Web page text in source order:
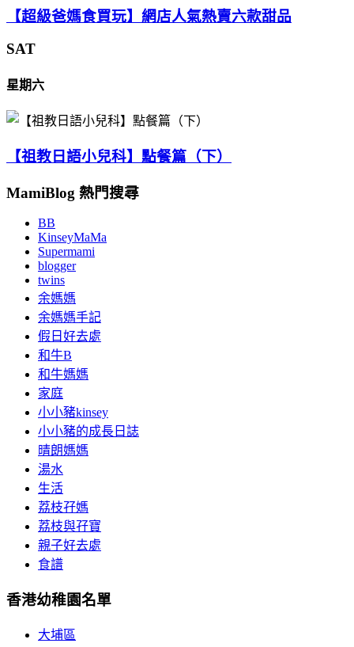
【超級爸媽食買玩】網店人氣熱賣六款甜品
SAT
星期六
【祖教日語小兒科】點餐篇（下）
MamiBlog 熱門搜尋
BB
KinseyMaMa
Supermami
blogger
twins
余媽媽
余媽媽手記
假日好去處
和牛B
和牛媽媽
家庭
小小豬kinsey
小小豬的成長日誌
晴朗媽媽
湯水
生活
荔枝孖媽
荔枝與孖寶
親子好去處
食譜
香港幼稚園名單
大埔區